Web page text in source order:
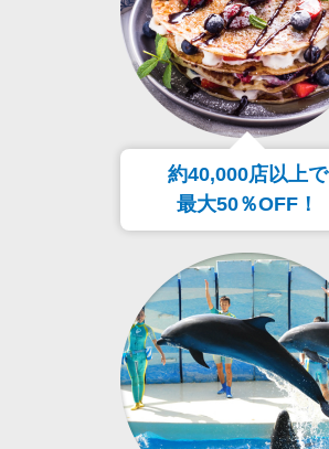
約40,000店以上で
最大50％OFF！